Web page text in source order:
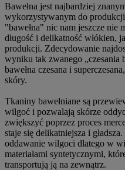
Bawełna jest najbardziej
wykorzystywanym do
"bawełna" nic nam jeszcze nie
długość i delikatność włókien,
produkcji. Zdecydowanie
wyniku tak zwanego „czesania
bawełna czesana i
skóry.
Tkaniny bawełniane są
wilgoć i pozwalają skórze
zwiększyć poprzez proces
staje się delikatniejsza i
oddawanie wilgoci dlatego w
materiałami syntetycznymi,
transportują ją na zewnątrz.